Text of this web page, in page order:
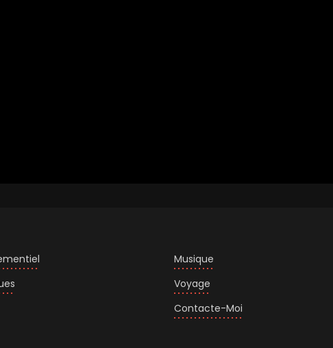
Musique
Voyage
Contacte-Moi